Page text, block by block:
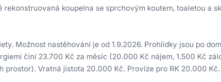
koupelna se sprchovým koutem, toaletou a
Možnost nastěhování je od 1.9.2026. Prohlídky jsou po
činí 23.700 Kč za měsíc (20.000 Kč nájem, 1.500 Kč
prostor). Vratná jistota 20.000 Kč. Provize pro RK 20.000 Kč.